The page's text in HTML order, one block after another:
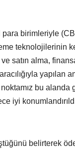
para birimleriyle
teknolojilerinin
satın alma,
yapılan
bu alanda
iyi
belirterek